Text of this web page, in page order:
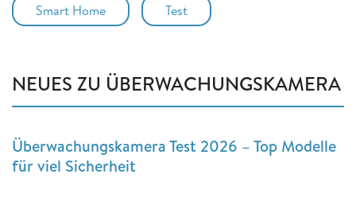
Smart Home Test
NEUES ZU ÜBERWACHUNGSKAMERA
Überwachungskamera Test 2026 – Top Modelle
für viel Sicherheit